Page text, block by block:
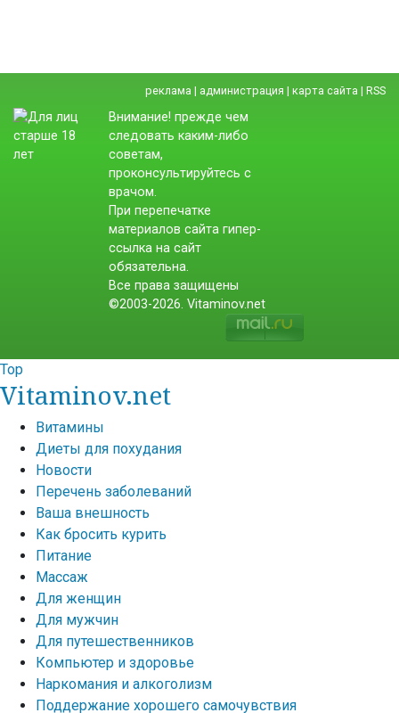
реклама | администрация | карта сайта | RSS
Внимание! прежде чем
следовать каким-либо
советам,
проконсультируйтесь с
врачом.
При перепечатке
материалов сайта гипер-
ссылка на сайт
обязательна.
Все права защищены
©2003-2026. Vitaminov.net
Top
Vitaminov.net
Витамины
Диеты для похудания
Новости
Перечень заболеваний
Ваша внешность
Как бросить курить
Питание
Массаж
Для женщин
Для мужчин
Для путешественников
Компьютер и здоровье
Наркомания и алкоголизм
Поддержание хорошего самочувствия